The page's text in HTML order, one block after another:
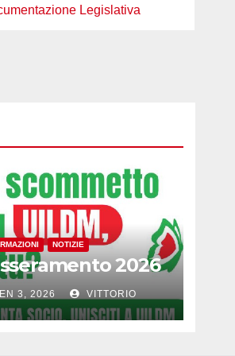
Legislativa
NOTIZIE
2026
3, 2026 VITTORIO